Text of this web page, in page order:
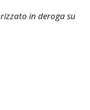
in deroga su